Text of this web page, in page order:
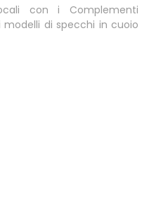
con i Complementi
di specchi in cuoio